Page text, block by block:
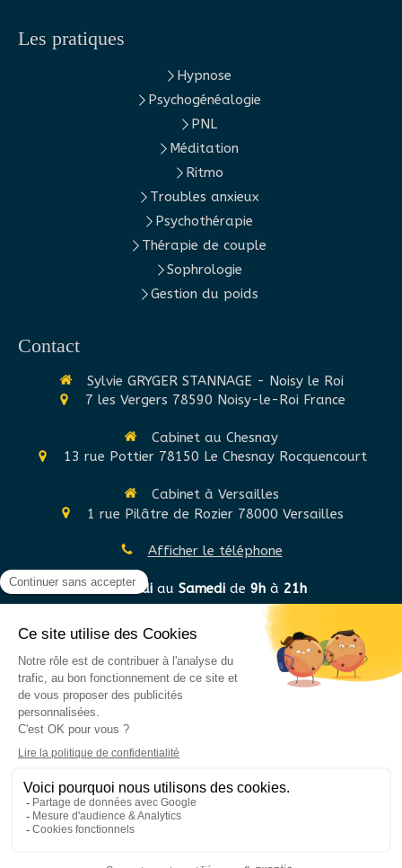
Les pratiques
Hypnose
Psychogénéalogie
PNL
Méditation
Ritmo
Troubles anxieux
Psychothérapie
Thérapie de couple
Sophrologie
Gestion du poids
Contact
Sylvie GRYGER STANNAGE - Noisy le Roi
7 les Vergers 78590 Noisy-le-Roi France
Cabinet au Chesnay
13 rue Pottier 78150 Le Chesnay Rocquencourt
Cabinet à Versailles
1 rue Pilâtre de Rozier 78000 Versailles
Afficher le téléphone
DuLundiau Samedide 9hà 21h
©2020 Sylvie GRYGER STANNAGE - Hypnothérapie
Plan du site